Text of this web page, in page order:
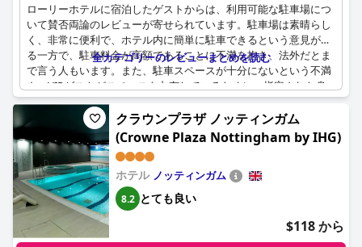
ローリーホテルに宿泊したゲストからは、利用可能な駐車場につ
いて賛否両論のレビューが寄せられています。駐車場は素晴らし
く、非常に便利で、ホテル内に簡単に駐車できるという意見があ
る一方で、駐車料金が高額であることに不満を抱き、法外だとま
で言う人もいます。また、駐車スペースが十分にないという不満
や、VIPゲストがスペースを占有しているために、指定された身
障者用駐車場が利用できなかったことに失望した身障者のゲスト
もいました。駐車場の問題はあるものの、ゲストは一般的にホテ
ルの便利なロケーションと優れたサービスを高く評価していま
す。
全カテゴリーのレビューまとめを読む
クラウンプラザ ノッティンガム
(Crowne Plaza Nottingham by IHG)
ホテル ノッティンガム
8.2 とても良い
$118 から